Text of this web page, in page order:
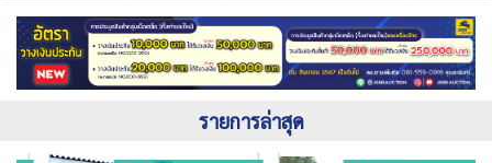
รายการล่าสุด